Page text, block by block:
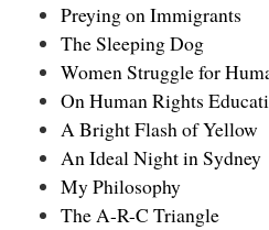
Preying on Immigrants
The Sleeping Dog
Women Struggle for
On Human Rights
A Bright Flash of Yellow
An Ideal Night in Sydney
My Philosophy
The A-R-C Triangle